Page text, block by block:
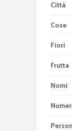
Città
Cose
Fiori
Frutta
Nomi